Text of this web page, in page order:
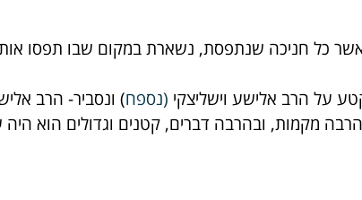
כל חניכה שנתפסת, נשארת במקום שבו תפסו
על הרב אלישע וישליצקי (נספח) ונסביר- הרב
מקמות, ובהרבה דברים, קטנים וגדולים הוא היה